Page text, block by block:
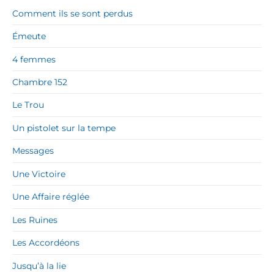
Comment ils se sont perdus
Émeute
4 femmes
Chambre 152
Le Trou
Un pistolet sur la tempe
Messages
Une Victoire
Une Affaire réglée
Les Ruines
Les Accordéons
Jusqu’à la lie